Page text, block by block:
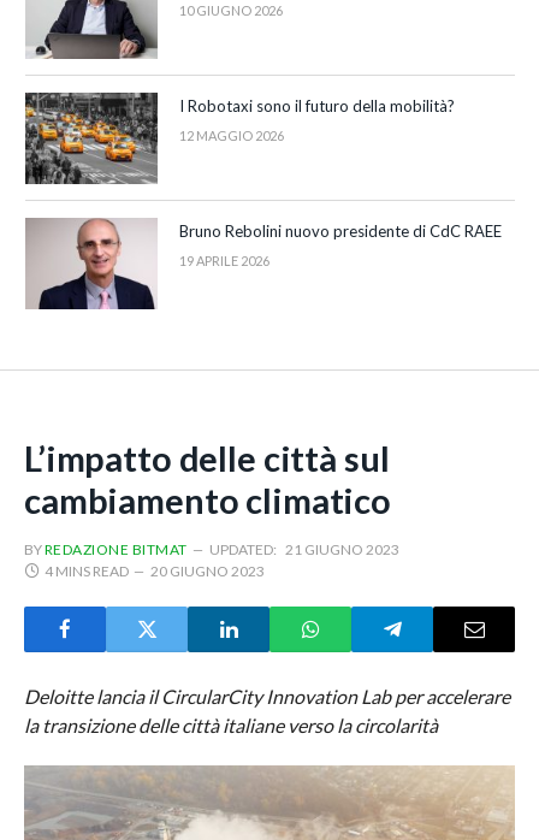
10 GIUGNO 2026
I Robotaxi sono il futuro della mobilità?
12 MAGGIO 2026
Bruno Rebolini nuovo presidente di CdC RAEE
19 APRILE 2026
L’impatto delle città sul
cambiamento climatico
BYREDAZIONE BITMAT UPDATED: 21 GIUGNO 2023
4 MINS READ
20 GIUGNO 2023
Deloitte lancia il CircularCity Innovation Lab per accelerare
la transizione delle città italiane verso la circolarità